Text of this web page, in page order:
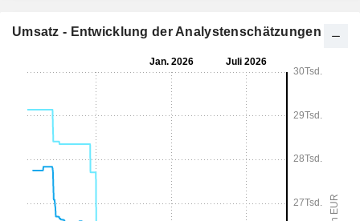
Umsatz - Entwicklung der Analystenschätzungen